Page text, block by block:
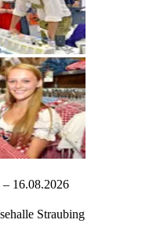
16.08.2026
Straubing